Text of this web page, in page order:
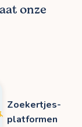
onze
Zoekertjes-
platformen